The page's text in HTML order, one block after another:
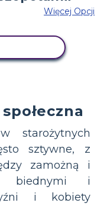
Więcej Opcji
starożytnych
sztywne, z
zamożną i
biednymi i
i kobiety